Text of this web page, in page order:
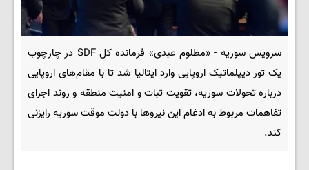
سرویس سوریه - «مظلوم عبدی» فرمانده کل SDF در چارچوب
یک تور دیپلماتیک اروپایی وارد ایتالیا شد تا با مقام‌های اروپایی
درباره تحولات سوریه، تقویت ثبات و امنیت منطقه و روند اجرای
تفاهمات مربوط به ادغام این نیروها با دولت موقت سوریه رایزنی
کند.